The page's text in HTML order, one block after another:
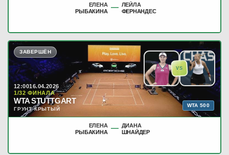
ЕЛЕНА
РЫБАКИНА — ЛЕЙЛА
ФЕРНАНДЕС
VS
ЗАВЕРШЁН
12:0016.04.2026
1/32 ФИНАЛА
WTA STUTTGART
ГРУНТ КРЫТЫЙ
WTA 500
ЕЛЕНА
РЫБАКИНА — ДИАНА
ШНАЙДЕР